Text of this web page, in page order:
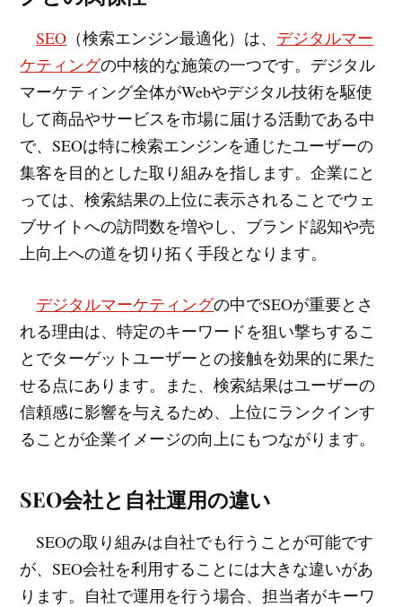
SEO （検索エンジン最適化）は、 デジタルマー
ケティングの中核的な施策の一つです。デジタル
マーケティング全体がWebやデジタル技術を駆使
して商品やサービスを市場に届ける活動である中
で、SEOは特に検索エンジンを通じたユーザーの
集客を目的とした取り組みを指します。企業にと
っては、検索結果の上位に表示されることでウェ
ブサイトへの訪問数を増やし、ブランド認知や売
上向上への道を切り拓く手段となります。
デジタルマーケティングの中でSEOが重要とさ
れる理由は、特定のキーワードを狙い撃ちするこ
とでターゲットユーザーとの接触を効果的に果た
せる点にあります。また、検索結果はユーザーの
信頼感に影響を与えるため、上位にランクインす
ることが企業イメージの向上にもつながります。
SEO会社と自社運用の違い
SEOの取り組みは自社でも行うことが可能です
が、SEO会社を利用することには大きな違いがあ
ります。自社で運用を行う場合、担当者がキーワ